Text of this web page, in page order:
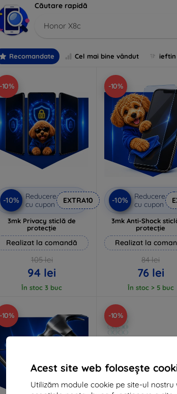
Acest site web folosește
Utilizăm module cookie pe site-ul nostru
Căutare rapidă
Honor X8c
Recomandate Cel mai bine vândut ieftin
-10%
-10%
Reducere
cu cupon
EXTRA10
3mk Privacy sticlă de
protecție
Realizat la comandă
105 lei
94 lei
În stoc 3 buc
-10%
-10%
Reducere
cu cupon
3mk Anti-Shock
protecție
Realizat la
84 lei
76 lei
În stoc > 5 buc
-10% -10%